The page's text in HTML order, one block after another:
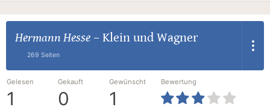
Hermann Hesse– Klein und Wagner
269 Seiten
Gelesen
1
Gekauft
0
Gewünscht
1
Bewertung